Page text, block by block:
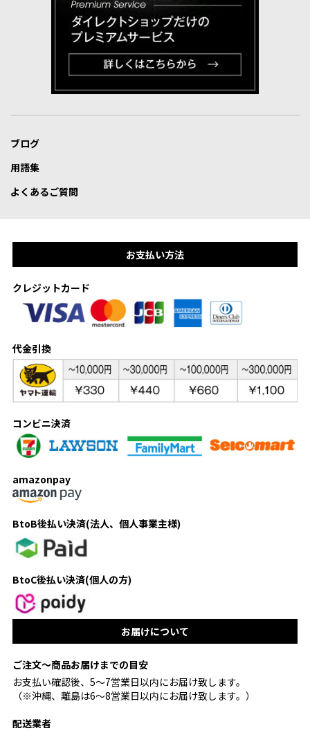
ブログ
用語集
よくあるご質問
お支払い方法
クレジットカード
代金引換
コンビニ決済
amazonpay
BtoB後払い決済(法人、個人事業主様)
BtoC後払い決済(個人の方)
お届けについて
ご注文〜商品お届けまでの目安
お支払い確認後、5〜7営業日以内にお届け致します。
（※沖縄、離島は6〜8営業日以内にお届け致します。）
配送業者